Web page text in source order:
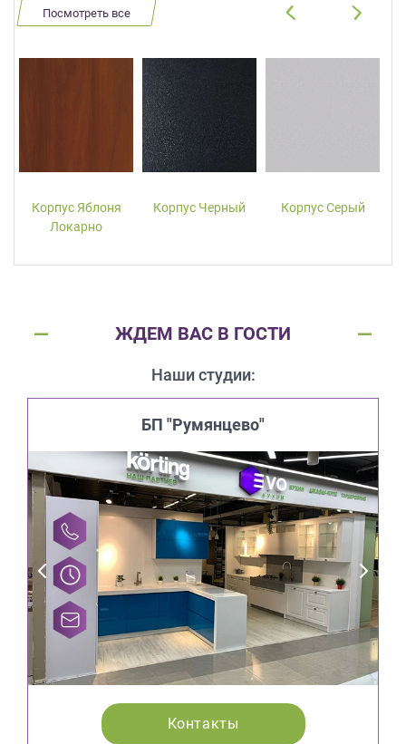
Посмотреть все
Корпус Яблоня
Локарно
Корпус Черный Корпус Серый
ЖДЕМ ВАС В ГОСТИ
Наши студии:
БП "Румянцево"
Контакты